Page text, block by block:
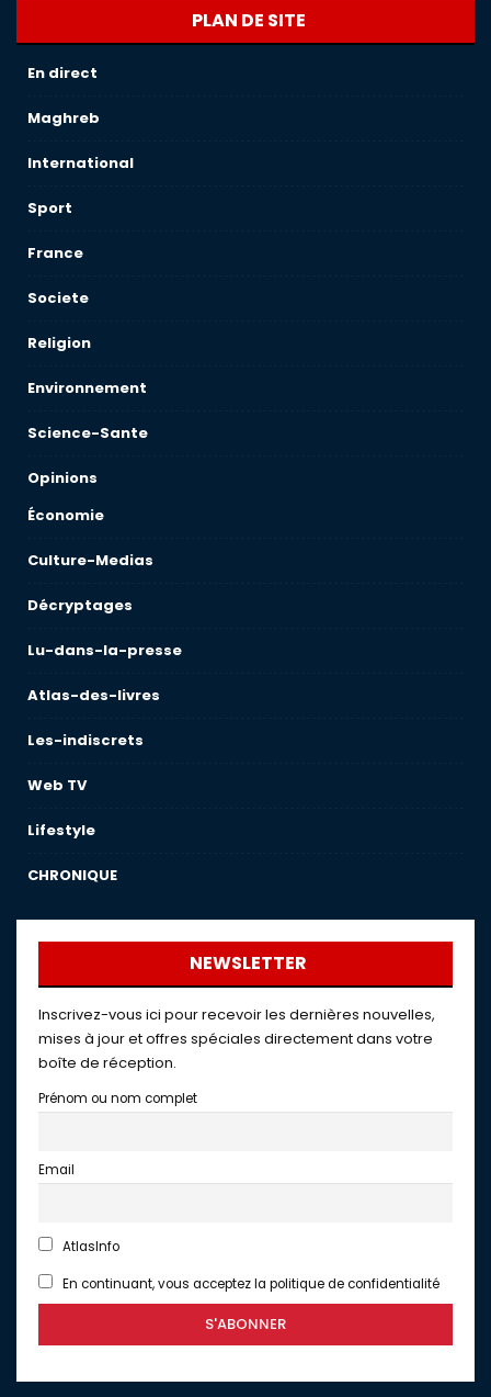
PLAN DE SITE
En direct
Maghreb
International
Sport
France
Societe
Religion
Environnement
Science-Sante
Opinions
Économie
Culture-Medias
Décryptages
Lu-dans-la-presse
Atlas-des-livres
Les-indiscrets
Web TV
Lifestyle
CHRONIQUE
NEWSLETTER
Inscrivez-vous ici pour recevoir les dernières nouvelles,
mises à jour et offres spéciales directement dans votre
boîte de réception.
Prénom ou nom complet
Email
AtlasInfo
En continuant, vous acceptez la politique de confidentialité